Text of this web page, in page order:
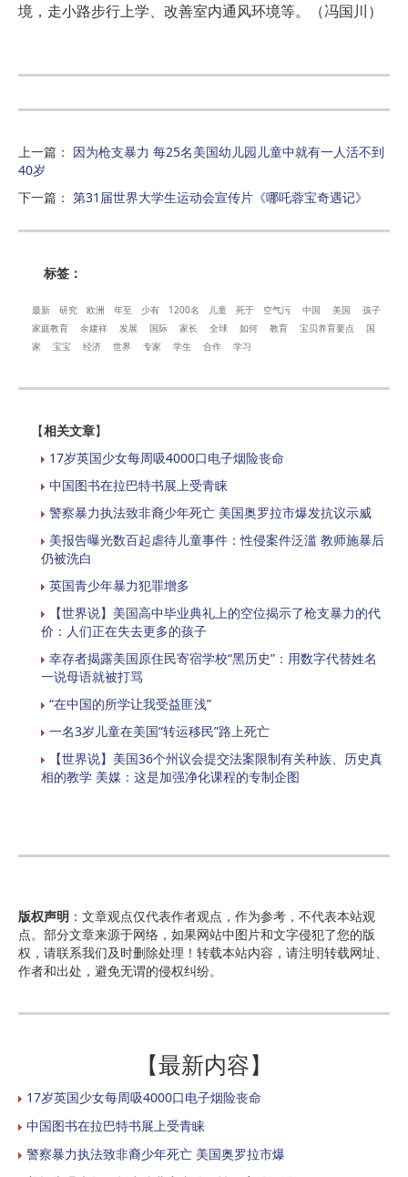
境，走小路步行上学、改善室内通风环境等。（冯国川）
上一篇 ： 因为枪支暴力 每25名美国幼儿园儿童中就有一人活不到
40岁
下一篇 ： 第31届世界大学生运动会宣传片《哪吒蓉宝奇遇记》
标签：
最新 研究 欧洲 年至 少有 1200名 儿童 死于 空气污 中国 美国
孩子
家庭教育
余建祥 发展 国际 家长 全球 如何 教育 宝贝养育要点
国
家
宝宝 经济 世界 专家 学生 合作 学习
【相关文章】
17岁英国少女每周吸4000口电子烟险丧命
中国图书在拉巴特书展上受青睐
警察暴力执法致非裔少年死亡 美国奥罗拉市爆发抗议示威
美报告曝光数百起虐待儿童事件：性侵案件泛滥 教师施暴后
仍被洗白
英国青少年暴力犯罪增多
【世界说】美国高中毕业典礼上的空位揭示了枪支暴力的代
价：人们正在失去更多的孩子
幸存者揭露美国原住民寄宿学校“黑历史”：用数字代替姓名
一说母语就被打骂
“在中国的所学让我受益匪浅”
一名3岁儿童在美国“转运移民”路上死亡
【世界说】美国36个州议会提交法案限制有关种族、历史真
相的教学 美媒：这是加强净化课程的专制企图
版权声明 ：文章观点仅代表作者观点，作为参考，不代表本站观
点。部分文章来源于网络，如果网站中图片和文字侵犯了您的版
权，请联系我们及时删除处理！转载本站内容，请注明转载网址、
作者和出处，避免无谓的侵权纠纷。
【最新内容】
17岁英国少女每周吸4000口电子烟险丧命
中国图书在拉巴特书展上受青睐
警察暴力执法致非裔少年死亡 美国奥罗拉市爆